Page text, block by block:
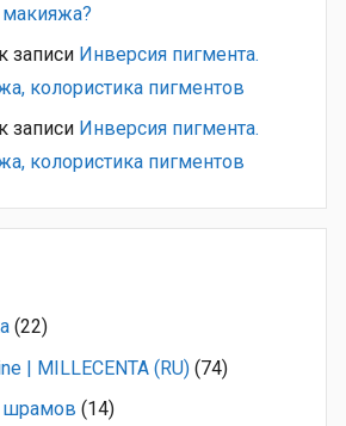
к записи Инверсия пигмента.
колористика пигментов
к записи Инверсия пигмента.
колористика пигментов
(22)
| MILLECENTA (RU) (74)
шрамов (14)